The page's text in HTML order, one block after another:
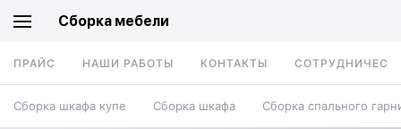
Сборка мебели
ПРАЙС НАШИ РАБОТЫ КОНТАКТЫ
Сборка шкафа купе Сборка шкафа Сборка спального